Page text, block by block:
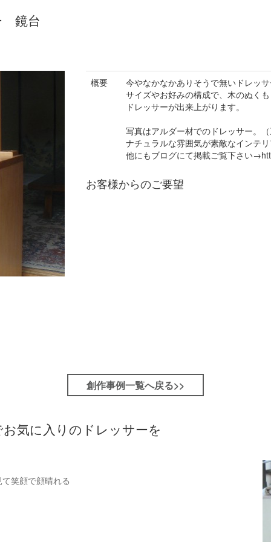
鏡台
概要
今やなかなかありそうで無いドレッ
サイズやお好みの構成で、木のぬく
ドレッサーが出来上がります。
写真はアルダー材でのドレッサー。
ナチュラルな雰囲気が素敵なインテ
他にもブログにて掲載ご覧下さい
お客様からのご要望
創作事例一覧へ戻る>>
気に入りのドレッサーを
笑顔で顔晴れる